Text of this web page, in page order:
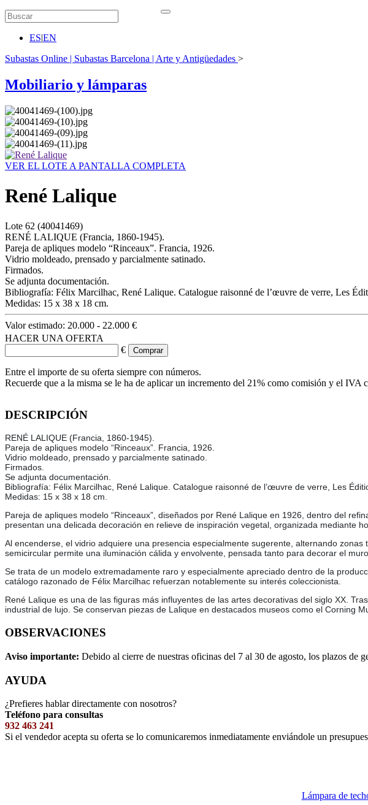
ES|EN
Subastas Online | Subastas Barcelona | Arte y Antigüedades >
Mobiliario y lámparas
VER EL LOTE A PANTALLA COMPLETA
René Lalique
Lote 62 (40041469)
RENÉ LALIQUE (Francia, 1860-1945).
Pareja de apliques modelo “Rinceaux”. Francia, 1926.
Vidrio moldeado, prensado y parcialmente satinado.
Firmados.
Se adjunta documentación.
Bibliografía: Félix Marcilhac, René Lalique. Catalogue raisonné de l’œuvre de verre, Les
Medidas: 15 x 38 x 18 cm.
Valor estimado: 20.000 - 22.000 €
HACER UNA OFERTA
€
Entre el importe de su oferta siempre con números.
Recuerde que a la misma se le ha de aplicar un incremento del 21% como comisión y el IVA
DESCRIPCIÓN
RENÉ LALIQUE (Francia, 1860-1945).
Pareja de apliques modelo “Rinceaux”. Francia, 1926.
Vidrio moldeado, prensado y parcialmente satinado.
Firmados.
Se adjunta documentación.
Bibliografía: Félix Marcilhac, René Lalique. Catalogue raisonné de l’œuvre de verre, Les
Medidas: 15 x 38 x 18 cm.
Pareja de apliques modelo “Rinceaux”, diseñados por René Lalique en 1926, dentro del
presentan una delicada decoración en relieve de inspiración vegetal, organizada mediante
Al encenderse, el vidrio adquiere una presencia especialmente sugerente, alternando
semicircular permite una iluminación cálida y envolvente, pensada tanto para decorar el
Se trata de un modelo extremadamente raro y especialmente apreciado dentro de la
catálogo razonado de Félix Marcilhac refuerzan notablemente su interés coleccionista.
René Lalique es una de las figuras más influyentes de las artes decorativas del siglo XX.
industrial de lujo. Se conservan piezas de Lalique en destacados museos como el Corning
OBSERVACIONES
Aviso importante: Debido al cierre de nuestras oficinas del 7 al 30 de agosto, los plazos de
AYUDA
¿Prefieres hablar directamente con nosotros?
Teléfono para consultas
932 463 241
Si el vendedor acepta su oferta se lo comunicaremos inmediatamente enviándole un
Lámpara de